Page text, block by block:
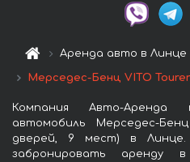
Аренда авто в Линце
Мерседес-Бенц VITO
Компания Авто-Аренда
автомобиль Мерседес-
дверей, 9 мест) в
забронировать аренду